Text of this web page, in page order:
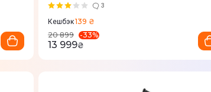
3
Кешбэк139 ₴
20 899
-33%
13 999₴